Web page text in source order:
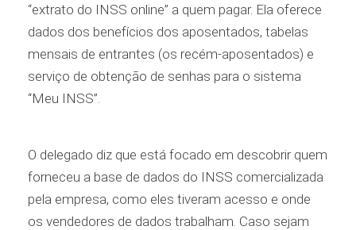
“extrato do INSS online” a quem pagar. Ela oferece
dados dos benefícios dos aposentados, tabelas
mensais de entrantes (os recém-aposentados) e
serviço de obtenção de senhas para o sistema
“Meu INSS”.
O delegado diz que está focado em descobrir quem
forneceu a base de dados do INSS comercializada
pela empresa, como eles tiveram acesso e onde
os vendedores de dados trabalham. Caso sejam